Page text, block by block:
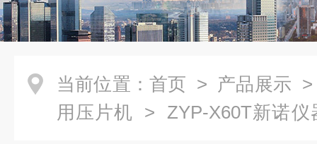
当前位置： 首页 > 产品展示
用压片机 > ZYP-X60T新诺仪